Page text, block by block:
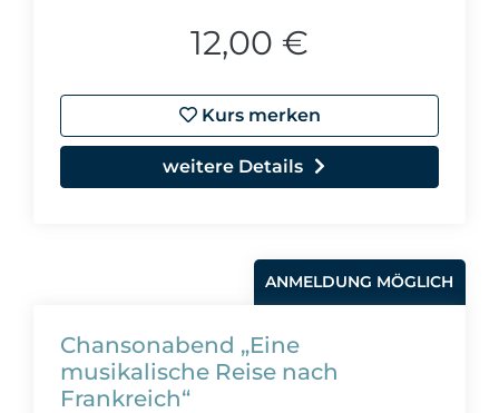
12,00 €
Kurs merken
weitere Details
ANMELDUNG MÖGLICH
Chansonabend „Eine
musikalische Reise nach
Frankreich“